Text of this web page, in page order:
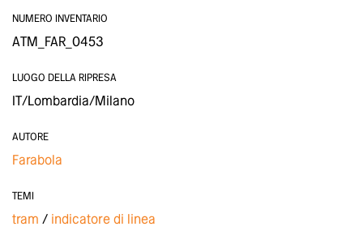
NUMERO INVENTARIO
ATM_FAR_0453
LUOGO DELLA RIPRESA
IT/Lombardia/Milano
AUTORE
Farabola
TEMI
tram indicatore di linea